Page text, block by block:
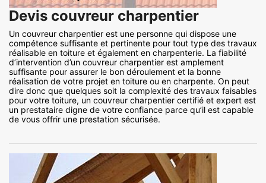
Devis couvreur charpentier
Un couvreur charpentier est une personne qui dispose une
compétence suffisante et pertinente pour tout type des travaux
réalisable en toiture et également en charpenterie. La fiabilité
d’intervention d’un couvreur charpentier est amplement
suffisante pour assurer le bon déroulement et la bonne
réalisation de votre projet en toiture ou en charpente. On peut
dire donc que quelques soit la complexité des travaux faisables
pour votre toiture, un couvreur charpentier certifié et expert est
un prestataire digne de votre confiance parce qu’il est capable
de vous offrir une prestation sécurisée.